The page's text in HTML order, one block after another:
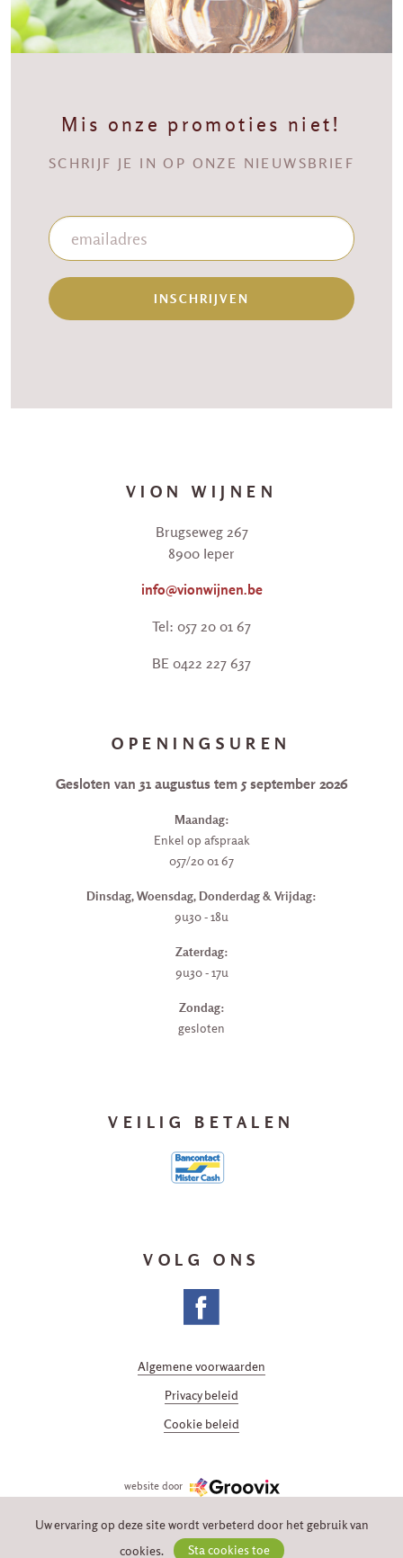
Mis onze promoties niet!
SCHRIJF JE IN OP ONZE NIEUWSBRIEF
INSCHRIJVEN
VION WIJNEN
Brugseweg 267
8900 Ieper
info@vionwijnen.be
Tel: 057 20 01 67
BE 0422 227 637
OPENINGSUREN
Gesloten van 31 augustus tem 5 september 2026
Maandag:
Enkel op afspraak
057/20 01 67
Dinsdag, Woensdag, Donderdag & Vrijdag:
9u30 - 18u
Zaterdag:
9u30 - 17u
Zondag:
gesloten
VEILIG BETALEN
VOLG ONS
Algemene voorwaarden
Privacy beleid
Cookie beleid
website door
Uw ervaring op deze site wordt verbeterd door het gebruik van
cookies.
Sta cookies toe